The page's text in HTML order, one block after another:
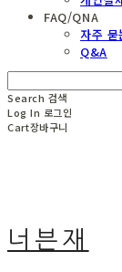
FAQ/QNA
자주
Q&A
Search 검색
Log In 로그인
Cart장바구니
너븐재